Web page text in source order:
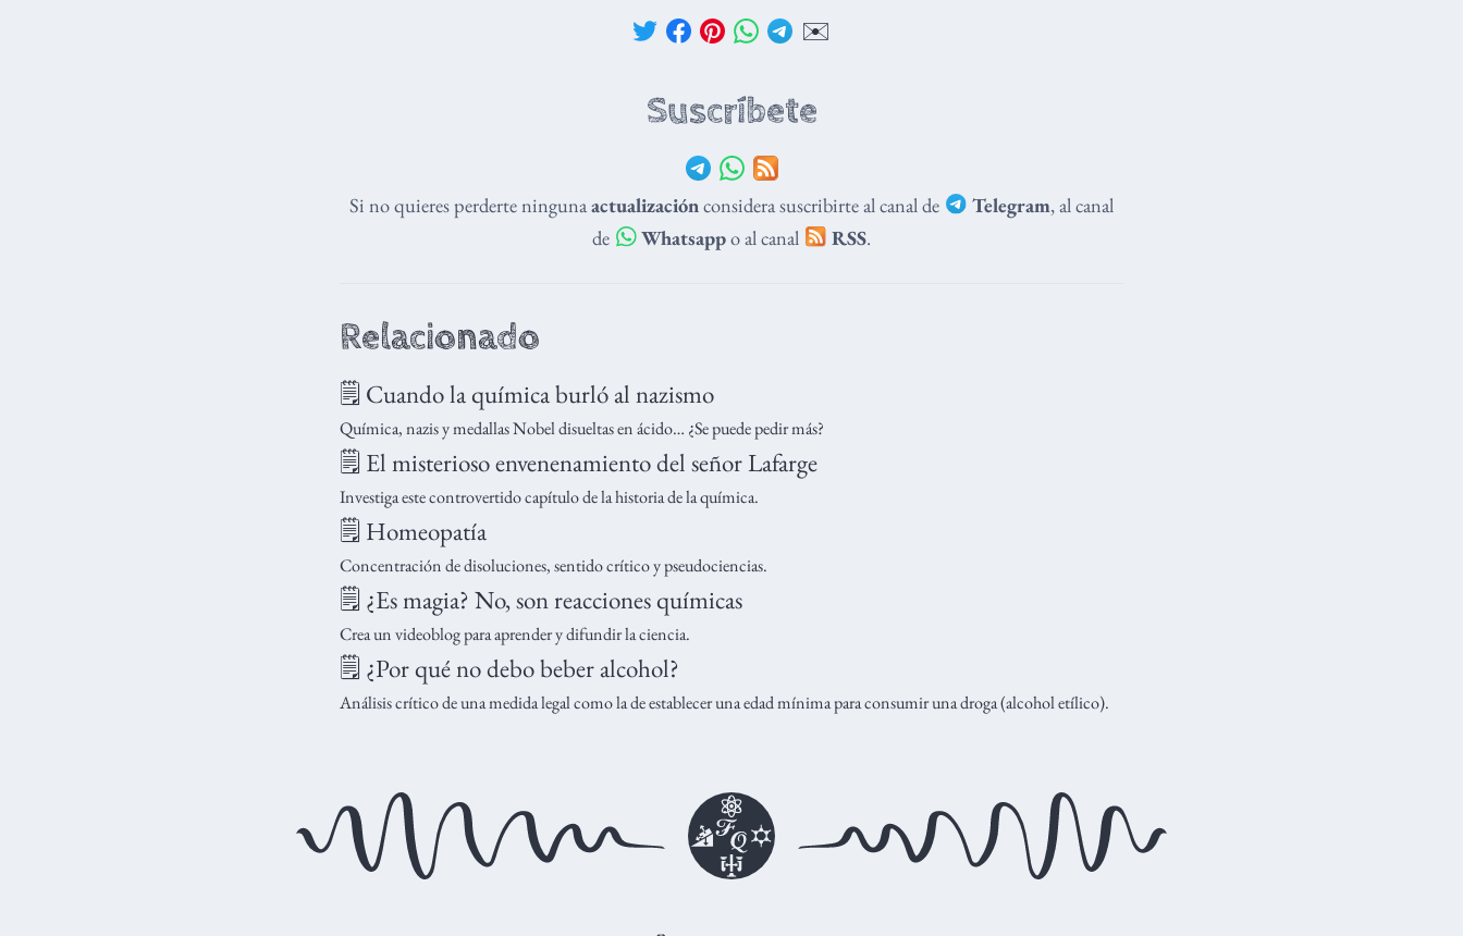
✉️
Suscríbete
Si no quieres perderte ningunaactualizaciónconsidera suscribirte al canal de Telegram, al canal
de
Whatsappo al canal RSS.
Relacionado
🗒️ Cuando la química burló al nazismo
Química, nazis y medallas Nobel disueltas en ácido… ¿Se puede pedir más?
🗒️ El misterioso envenenamiento del señor Lafarge
Investiga este controvertido capítulo de la historia de la química.
🗒️ Homeopatía
Concentración de disoluciones, sentido crítico y pseudociencias.
🗒️ ¿Es magia? No, son reacciones químicas
Crea un videoblog para aprender y difundir la ciencia.
🗒️ ¿Por qué no debo beber alcohol?
Análisis crítico de una medida legal como la de establecer una edad mínima para consumir una droga (alcohol etílico).